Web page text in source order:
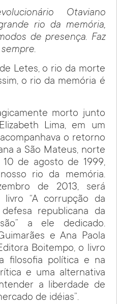
Otaviano
rio da memória,
de presença. Faz
Letes, o rio da morte
o rio da memória é
morto junto
Lima, em um
o retorno
a São Mateus, norte
de agosto de 1999,
rio da memória.
de 2013, será
“A corrupção da
republicana da
a ele dedicado.
e Ana Paola
Boitempo, o livro
filosofia política e na
e uma alternativa
a liberdade de
de idéias”.